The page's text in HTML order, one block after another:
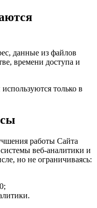
данные из файлов
времени доступа и
только в
работы Сайта
веб-аналитики и
но не ограничиваясь: